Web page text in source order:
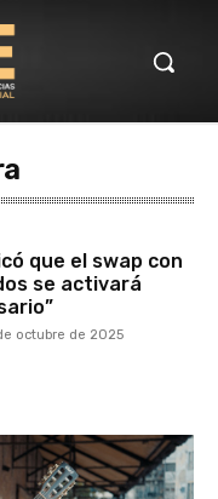
que el swap con
se activará
octubre de 2025